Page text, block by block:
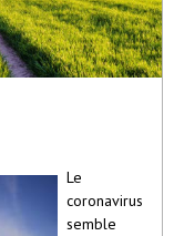
Le
coronavirus
semble